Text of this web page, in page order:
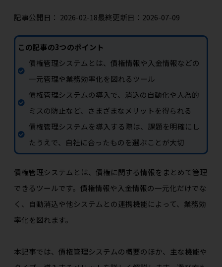
記事公開日： 2026-02-18最終更新日：2026-07-09
この記事の3つのポイント
債権管理システムとは、債権情報や入金情報などの
一元管理や業務効率化を図れるツール
債権管理システムの導入で、消込の自動化や人為的
ミスの防止など、さまざまなメリットを得られる
債権管理システムを導入する際は、課題を明確にし
たうえで、自社に合ったものを選ぶことが大切
債権管理システムとは、債権に関する情報をまとめて管理
できるツールです。債権情報や入金情報の一元化だけでな
く、自動消込や他システムとの連携機能によって、業務効
率化を図れます。
本記事では、債権管理システムの概要のほか、主な機能や